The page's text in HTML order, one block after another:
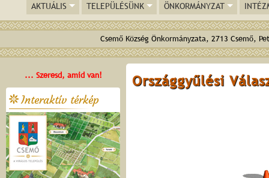
AKTUÁLIS TELEPÜLÉSÜNK ÖNKORMÁNYZAT
Csemő Község Önkormányzata, 2713
... Szeresd, amid van!
Interaktív térkép
Országgyűlési